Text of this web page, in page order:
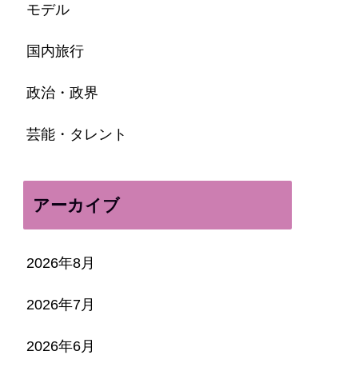
モデル
国内旅行
政治・政界
芸能・タレント
アーカイブ
2026年8月
2026年7月
2026年6月